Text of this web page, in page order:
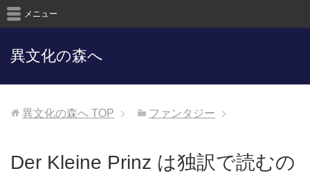
異文化の森へ
メニュー
異文化の森へ TOP ファンタジー
Der Kleine Prinz は独訳で読むの